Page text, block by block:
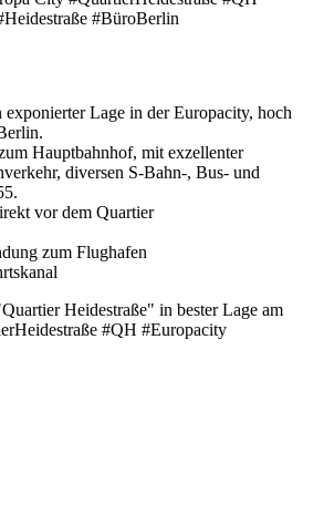
#BüroBerlin
exponierter Lage in der Europacity, hoch
Hauptbahnhof, mit exzellenter
diversen S-Bahn-, Bus- und
vor dem Quartier
zum Flughafen
Heidestraße" in bester Lage am
#QH #Europacity